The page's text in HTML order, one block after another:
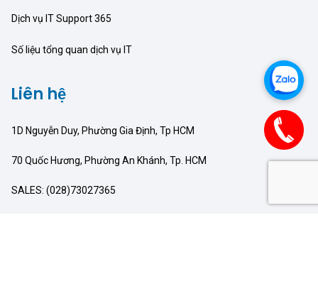
Dịch vụ IT Support 365
Số liệu tổng quan dịch vụ IT
Liên hệ
1D Nguyễn Duy, Phường Gia Định, Tp HCM
70 Quốc Hương, Phường An Khánh, Tp. HCM
SALES: (028)73027365